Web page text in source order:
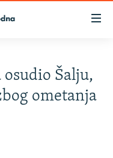
Šalju,
ometanja